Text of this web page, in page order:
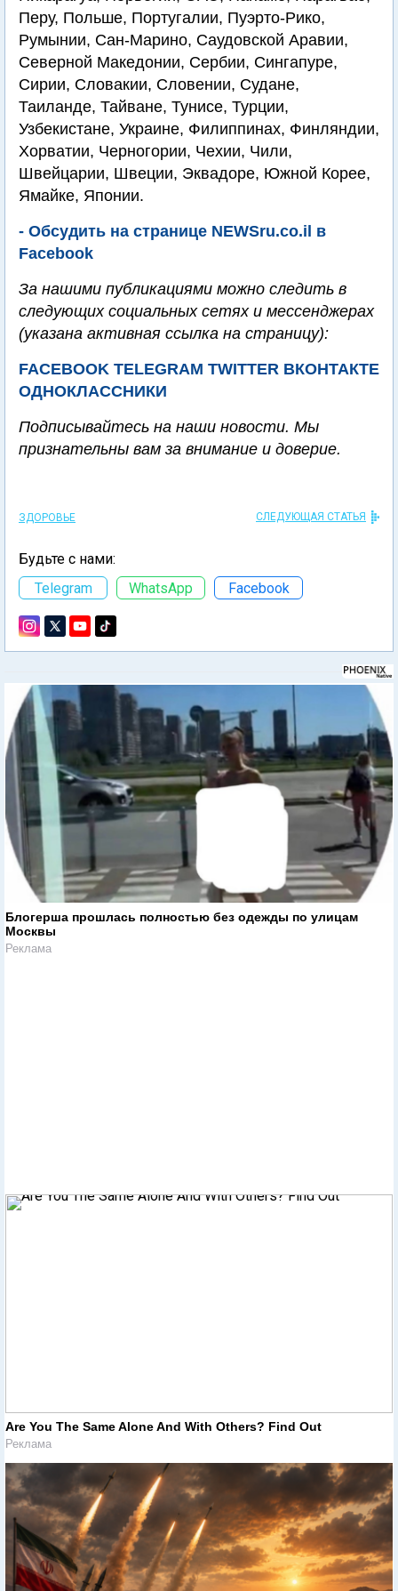
Перу, Польше, Португалии, Пуэрто-Рико,
Румынии, Сан-Марино, Саудовской Аравии,
Северной Македонии, Сербии, Сингапуре,
Сирии, Словакии, Словении, Судане,
Таиланде, Тайване, Тунисе, Турции,
Узбекистане, Украине, Филиппинах, Финляндии,
Хорватии, Черногории, Чехии, Чили,
Швейцарии, Швеции, Эквадоре, Южной Корее,
Ямайке, Японии.
- Обсудить на странице NEWSru.co.il в
Facebook
За нашими публикациями можно следить в
следующих социальных сетях и мессенджерах
(указана активная ссылка на страницу):
FACEBOOK TELEGRAM TWITTER ВКОНТАКТЕ
ОДНОКЛАССНИКИ
Подписывайтесь на наши новости. Мы
признательны вам за внимание и доверие.
ЗДОРОВЬЕ СЛЕДУЮЩАЯ СТАТЬЯ
Будьте с нами:
Telegram
WhatsApp Facebook
Блогерша прошлась полностью без одежды по улицам
Москвы
Реклама
Are You The Same Alone And With Others? Find Out
Реклама